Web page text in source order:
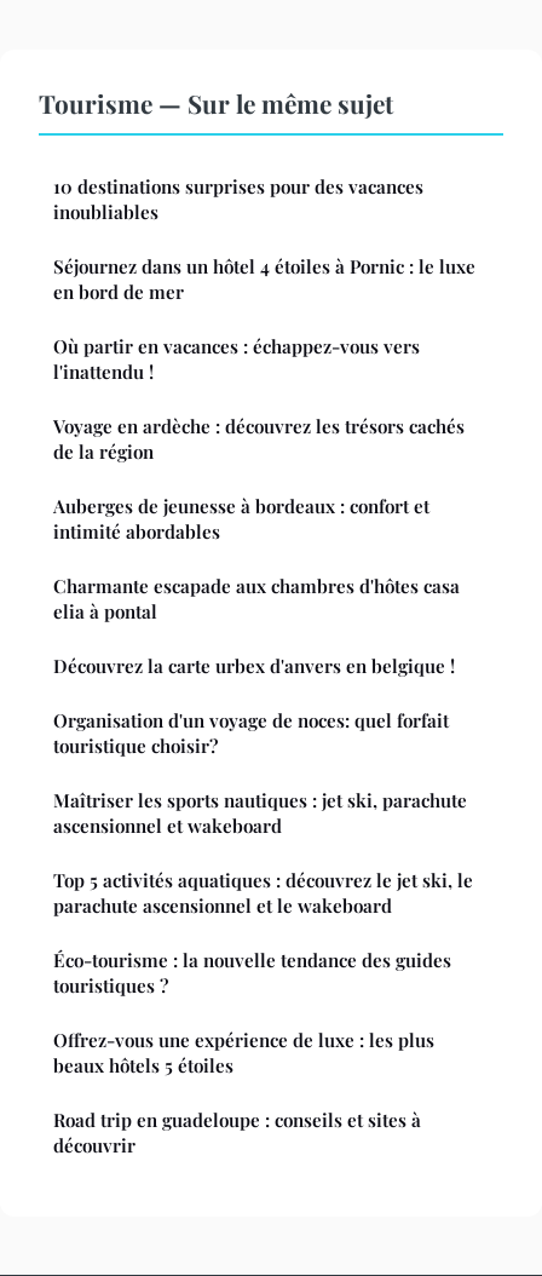
Tourisme — Sur le même sujet
10 destinations surprises pour des vacances
inoubliables
Séjournez dans un hôtel 4 étoiles à Pornic : le luxe
en bord de mer
Où partir en vacances : échappez-vous vers
l'inattendu !
Voyage en ardèche : découvrez les trésors cachés
de la région
Auberges de jeunesse à bordeaux : confort et
intimité abordables
Charmante escapade aux chambres d'hôtes casa
elia à pontal
Découvrez la carte urbex d'anvers en belgique !
Organisation d'un voyage de noces: quel forfait
touristique choisir?
Maîtriser les sports nautiques : jet ski, parachute
ascensionnel et wakeboard
Top 5 activités aquatiques : découvrez le jet ski, le
parachute ascensionnel et le wakeboard
Éco-tourisme : la nouvelle tendance des guides
touristiques ?
Offrez-vous une expérience de luxe : les plus
beaux hôtels 5 étoiles
Road trip en guadeloupe : conseils et sites à
découvrir